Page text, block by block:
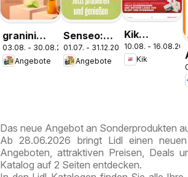
granini
MIX-IT
03.08. - 30.08.2026
Angebote
Senseo:
Café Latte
Dubai
01.07. - 31.12.2026
Angebote
Kik
Aktueller
Prospekt
10.08. -
Kik
Das neue Angebot an Sonderprodukten
Ab 28.06.2026 bringt Lidl einen
Angeboten, attraktiven Preisen, Deals
Katalog auf 2 Seiten entdecken.